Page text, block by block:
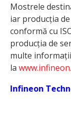
Mostrele
iar producția de
conformă cu
producția de
multe
la
Infineon